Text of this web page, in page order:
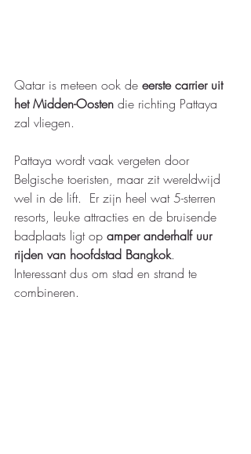
Qatar is meteen ook de eerste carrier uit
het Midden-Oosten die richting Pattaya
zal vliegen.
Pattaya wordt vaak vergeten door
Belgische toeristen, maar zit wereldwijd
wel in de lift.  Er zijn heel wat 5-sterren
resorts, leuke attracties en de bruisende
badplaats ligt op amper anderhalf uur
rijden van hoofdstad Bangkok.
Interessant dus om stad en strand te
combineren.